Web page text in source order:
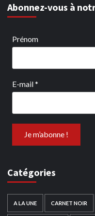
Abonnez-vous à
Prénom
E-mail*
Catégories
A LA UNE CARNET NOIR